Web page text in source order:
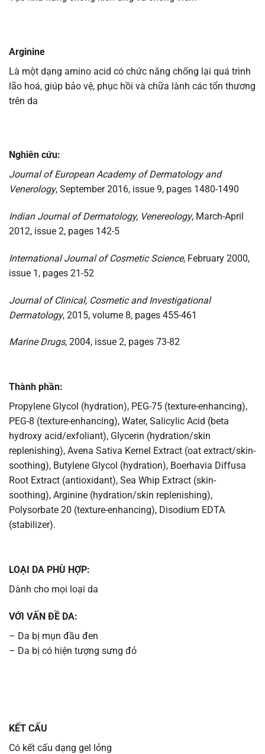
Arginine
Là một dạng amino acid có chức năng chống lại quá trình
lão hoá, giúp bảo vệ, phục hồi và chữa lành các tổn thương
trên da
Nghiên cứu:
Journal of European Academy of Dermatology and
Venerology, September 2016, issue 9, pages 1480-1490
Indian Journal of Dermatology, Venereology, March-April
2012, issue 2, pages 142-5
International Journal of Cosmetic Science, February 2000,
issue 1, pages 21-52
Journal of Clinical, Cosmetic and Investigational
Dermatology, 2015, volume 8, pages 455-461
Marine Drugs, 2004, issue 2, pages 73-82
Thành phần:
Propylene Glycol (hydration), PEG-75 (texture-enhancing),
PEG-8 (texture-enhancing), Water, Salicylic Acid (beta
hydroxy acid/exfoliant), Glycerin (hydration/skin
replenishing), Avena Sativa Kernel Extract (oat extract/skin-
soothing), Butylene Glycol (hydration), Boerhavia Diffusa
Root Extract (antioxidant), Sea Whip Extract (skin-
soothing), Arginine (hydration/skin replenishing),
Polysorbate 20 (texture-enhancing), Disodium EDTA
(stabilizer).
LOẠI DA PHÙ HỢP:
Dành cho mọi loại da
VỚI VẤN ĐỀ DA:
– Da bị mụn đầu đen
– Da bị có hiện tượng sưng đỏ
KẾT CẤU
Có kết cấu dạng gel lỏng